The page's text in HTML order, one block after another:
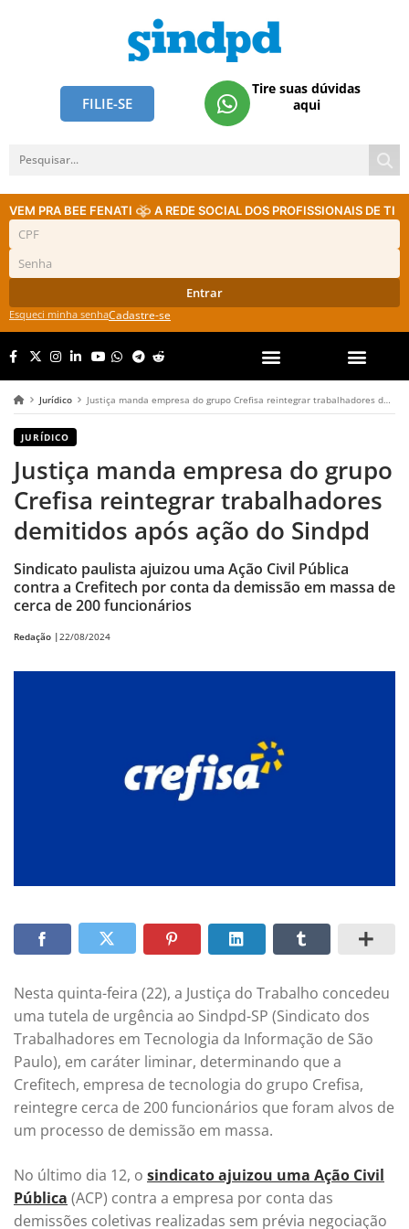
FILIE-SE
Tire suas dúvidas
aqui
VEM PRA BEE FENATI A REDE SOCIAL DOS PROFISSIONAIS DE TI
Entrar
Esqueci minha senhaCadastre-se
Jurídico Justiça manda empresa do grupo Crefisa reintegrar trabalhadores demitidos após ação do Sindpd
JURÍDICO
Justiça manda empresa do grupo
Crefisa reintegrar trabalhadores
demitidos após ação do Sindpd
Sindicato paulista ajuizou uma Ação Civil Pública
contra a Crefitech por conta da demissão em massa de
cerca de 200 funcionários
Redação |22/08/2024
Nesta quinta-feira (22), a Justiça do Trabalho concedeu
uma tutela de urgência ao Sindpd-SP (Sindicato dos
Trabalhadores em Tecnologia da Informação de São
Paulo), em caráter liminar, determinando que a
Crefitech, empresa de tecnologia do grupo Crefisa,
reintegre cerca de 200 funcionários que foram alvos de
um processo de demissão em massa.
No último dia 12, o sindicato ajuizou uma Ação Civil
Pública (ACP) contra a empresa por conta das
demissões coletivas realizadas sem prévia negociação